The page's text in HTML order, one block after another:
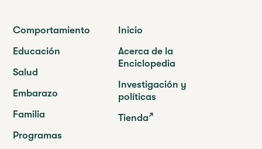
Comportamiento
Educación
Salud
Embarazo
Familia
Programas
Inicio
Acerca de la
Enciclopedia
Investigación y
políticas
Tienda